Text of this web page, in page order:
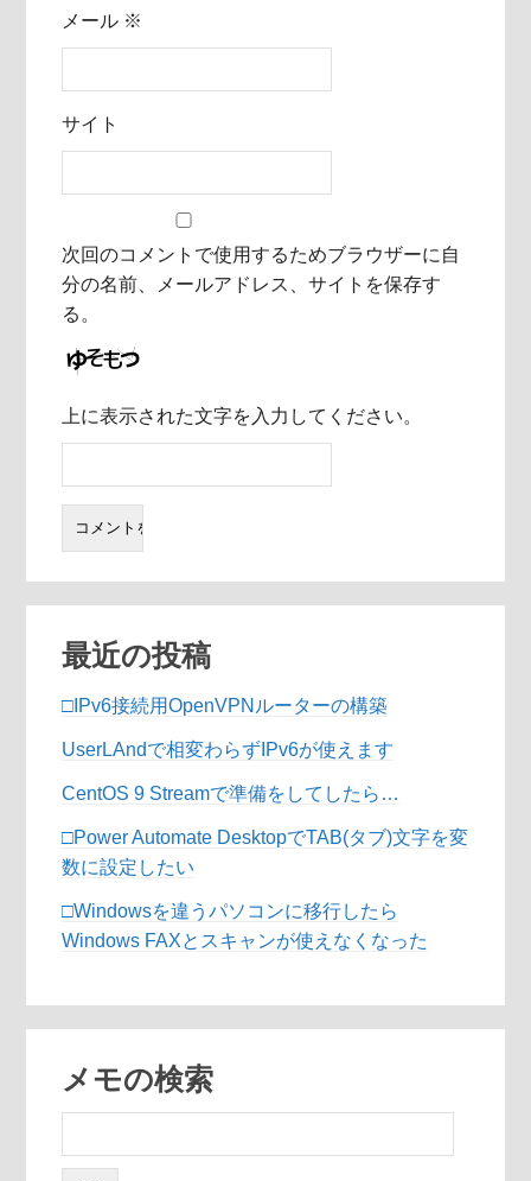
メール ※
サイト
次回のコメントで使用するためブラウザーに自
分の名前、メールアドレス、サイトを保存す
る。
上に表示された文字を入力してください。
最近の投稿
□IPv6接続用OpenVPNルーターの構築
UserLAndで相変わらずIPv6が使えます
CentOS 9 Streamで準備をしてしたら…
□Power Automate DesktopでTAB(タブ)文字を変
数に設定したい
□Windowsを違うパソコンに移行したら
Windows FAXとスキャンが使えなくなった
メモの検索
索: